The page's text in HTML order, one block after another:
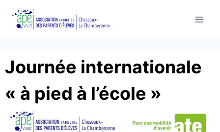
Journée internationale
« à pied à l’école »